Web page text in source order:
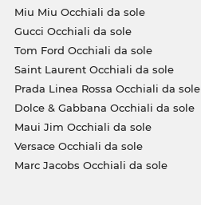
Miu Miu Occhiali da sole
Gucci Occhiali da sole
Tom Ford Occhiali da sole
Saint Laurent Occhiali da sole
Prada Linea Rossa Occhiali da sole
Dolce & Gabbana Occhiali da sole
Maui Jim Occhiali da sole
Versace Occhiali da sole
Marc Jacobs Occhiali da sole